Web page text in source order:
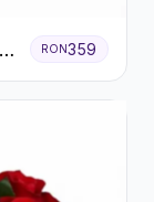
RON359